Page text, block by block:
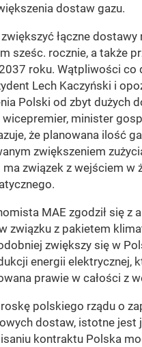
dostaw gazu.
łączne
sześc. rocznie, a także
roku. Wątpliwości co
Lech Kaczyński i
Polski od zbyt dużych
wicepremier, minister
że planowana ilość
zwiększeniem
związek z wejściem w
MAE zgodził się z
związku z pakietem
zwiększy się w
energii elektrycznej,
prawie w całości z
polskiego rządu o
dostaw, istotne jest
kontraktu Polska